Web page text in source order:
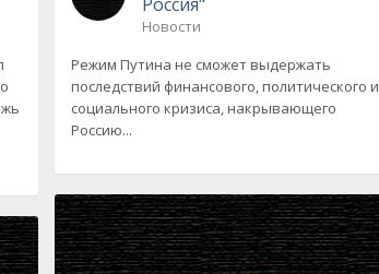
Новости
Режим Путина не сможет выдержать
последствий финансового, политического и
социального кризиса, накрывающего
Россию...